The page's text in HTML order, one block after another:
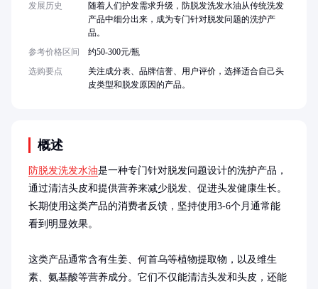
概述
防脱发洗发水油是一种专门针对脱发问题设计的洗护产品，
通过清洁头皮和提供营养来减少脱发、促进头发健康生长。
长期使用这类产品的消费者反馈，坚持使用3-6个月通常能
看到明显效果。
这类产品通常含有生姜、何首乌等植物提取物，以及维生
素、氨基酸等营养成分。它们不仅能清洁头发和头皮，还能
发展历史
随着人们护发需求升级，防脱发洗发水油从传统洗发
产品中细分出来，成为专门针对脱发问题的洗护产
品。
参考价格区间
约50-300元/瓶
选购要点
关注成分表、品牌信誉、用户评价，选择适合自己头
皮类型和脱发原因的产品。